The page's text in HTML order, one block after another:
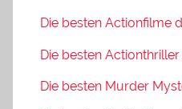
Die besten Actionfilme
Die besten
Die besten Murder